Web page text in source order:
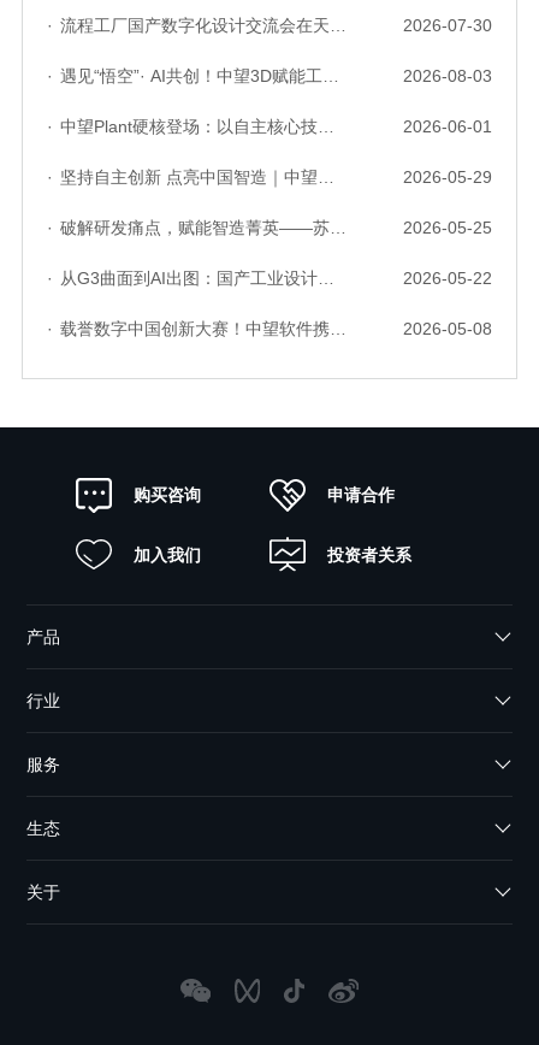
· 流程工厂国产数字化设计交流会在天津召开，中望自主CAD底座助力行业数字化转型实践获广泛关注 2026-07-30
· 遇见“悟空”· AI共创！中望3D赋能工业设计国产化与AI创新升级 2026-08-03
· 中望Plant硬核登场：以自主核心技术，破解流程工业数据一致性与协同困境 2026-06-01
· 坚持自主创新 点亮中国智造｜中望软件亮相第十届中国网络版权保护与发展大会 2026-05-29
· 破解研发痛点，赋能智造菁英——苏州研发菁英 CTO 成长营暨高级人才认证启动会圆满落幕 2026-05-25
· 从G3曲面到AI出图：国产工业设计软件的硬实力到底怎么样了？ 2026-05-22
· 载誉数字中国创新大赛！中望软件携手三家伙伴，斩获信创赛道多项大奖 2026-05-08
购买咨询 申请合作
加入我们 投资者关系
产品
行业
服务
生态
关于